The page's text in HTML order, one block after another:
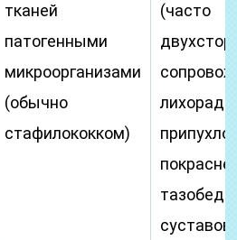
тканей
патогенными
микроорганизами
(обычно
стафилококком)
(часто
суставов